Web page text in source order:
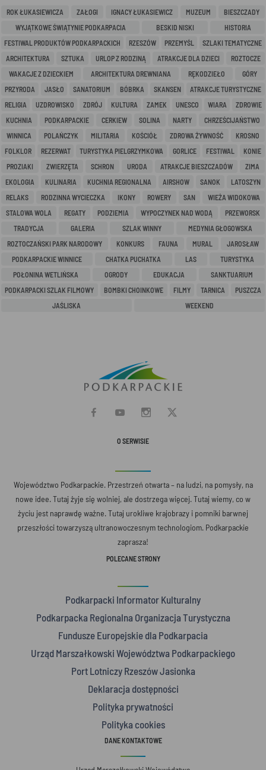
ROK ŁUKASIEWICZA ZAŁOGI IGNACY ŁUKASIEWICZ MUZEUM
BIESZCZADY
WYJĄTKOWE ŚWIĄTYNIE PODKARPACIA
BESKID NISKI
HISTORIA
FESTIWAL PRODUKTÓW PODKARPACKICH
RZESZÓW PRZEMYŚL
SZLAKI TEMATYCZNE
ARCHITEKTURA
SZTUKA URLOP Z RODZINĄ ATRAKCJE DLA DZIECI
ROZTOCZE
WAKACJE Z DZIECKIEM
ARCHITEKTURA DREWNIANA RĘKODZIEŁO
GÓRY
PRZYRODA
JASŁO SANATORIUM BÓBRKA SKANSEN
ATRAKCJE TURYSTYCZNE
RELIGIA
UZDROWISKO ZDRÓJ KULTURA ZAMEK UNESCO WIARA
ZDROWIE
KUCHNIA
PODKARPACKIE CERKIEW SOLINA NARTY
CHRZEŚCIJAŃSTWO
WINNICA
POLAŃCZYK MILITARIA KOŚCIÓŁ ZDROWA ŻYWNOŚĆ
KROSNO
FOLKLOR
REZERWAT TURYSTYKA PIELGRZYMKOWA GORLICE FESTIWAL
KONIE
PROZIAKI
ZWIERZĘTA SCHRON URODA ATRAKCJE BIESZCZADÓW
ZIMA
EKOLOGIA
KULINARIA KUCHNIA REGIONALNA AIRSHOW SANOK
LATOSZYN
RELAKS
RODZINNA WYCIECZKA IKONY ROWERY SAN
WIEŻA WIDOKOWA
STALOWA WOLA
REGATY PODZIEMIA WYPOCZYNEK NAD WODĄ
PRZEWORSK
TRADYCJA
GALERIA SZLAK WINNY
MEDYNIA GŁOGOWSKA
ROZTOCZAŃSKI PARK NARODOWY
KONKURS FAUNA MURAL
JAROSŁAW
PODKARPACKIE WINNICE
CHATKA PUCHATKA LAS
TURYSTYKA
POŁONINA WETLIŃSKA
OGRODY EDUKACJA
SANKTUARIUM
PODKARPACKI SZLAK FILMOWY
BOMBKI CHOINKOWE FILMY TARNICA
PUSZCZA
JAŚLISKA
WEEKEND
O SERWISIE
Województwo Podkarpackie. Przestrzeń otwarta – na ludzi, na pomysły, na
nowe idee. Tutaj żyje się wolniej, ale dostrzega więcej. Tutaj wiemy, co w
życiu jest naprawdę ważne. Tutaj urokliwe krajobrazy i pomniki barwnej
przeszłości towarzyszą ultranowoczesnym technologiom. Podkarpackie
zaprasza!
POLECANE STRONY
Podkarpacki Informator Kulturalny
Podkarpacka Regionalna Organizacja Turystyczna
Fundusze Europejskie dla Podkarpacia
Urząd Marszałkowski Województwa Podkarpackiego
Port Lotniczy Rzeszów Jasionka
Deklaracja dostępności
Polityka prywatności
Polityka cookies
DANE KONTAKTOWE